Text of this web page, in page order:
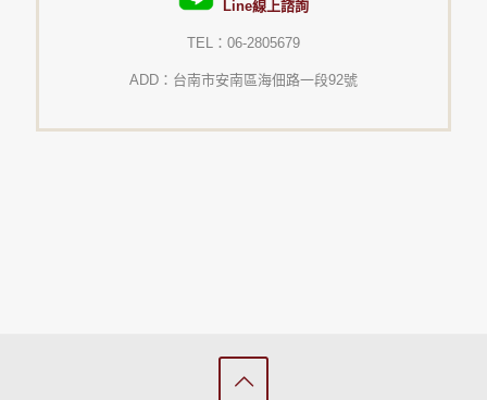
Line線上諮詢
TEL：06-2805679
ADD：台南市安南區海佃路一段92號